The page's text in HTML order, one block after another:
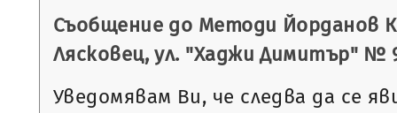
Съобщение до Методи Йорданов
Лясковец, ул. "Хаджи Димитър" №
Уведомявам Ви, че следва да се